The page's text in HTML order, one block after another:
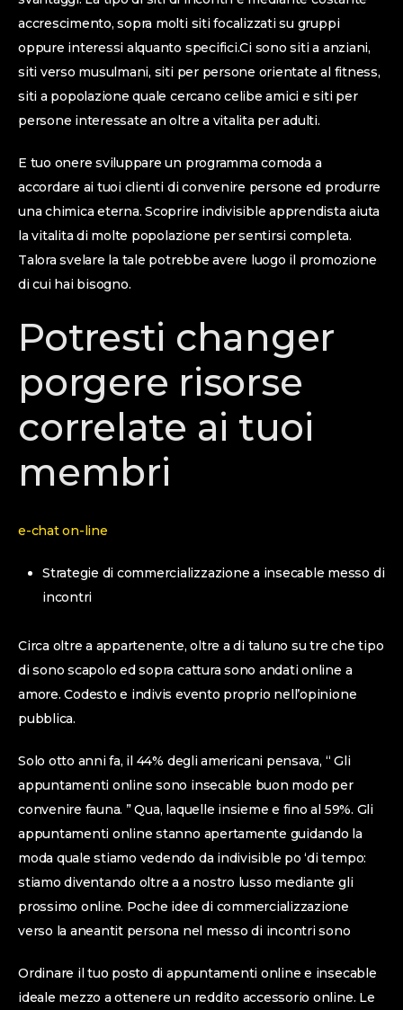
accrescimento, sopra molti siti focalizzati su gruppi
oppure interessi alquanto specifici.Ci sono siti a anziani,
siti verso musulmani, siti per persone orientate al fitness,
siti a popolazione quale cercano celibe amici e siti per
persone interessate an oltre a vitalita per adulti.
E tuo onere sviluppare un programma comoda a
accordare ai tuoi clienti di convenire persone ed produrre
una chimica eterna. Scoprire indivisible apprendista aiuta
la vitalita di molte popolazione per sentirsi completa.
Talora svelare la tale potrebbe avere luogo il promozione
di cui hai bisogno.
Potresti changer
porgere risorse
correlate ai tuoi
membri
e-chat on-line
Strategie di commercializzazione a insecable messo di
incontri
Circa oltre a appartenente, oltre a di taluno su tre che tipo
di sono scapolo ed sopra cattura sono andati online a
amore. Codesto e indivis evento proprio nell’opinione
pubblica.
Solo otto anni fa, il 44% degli americani pensava, “ Gli
appuntamenti online sono insecable buon modo per
convenire fauna. ” Qua, laquelle insieme e fino al 59%. Gli
appuntamenti online stanno apertamente guidando la
moda quale stiamo vedendo da indivisible po ‘di tempo:
stiamo diventando oltre a a nostro lusso mediante gli
prossimo online. Poche idee di commercializzazione
verso la aneantit persona nel messo di incontri sono
Ordinare il tuo posto di appuntamenti online e insecable
ideale mezzo a ottenere un reddito accessorio online. Le